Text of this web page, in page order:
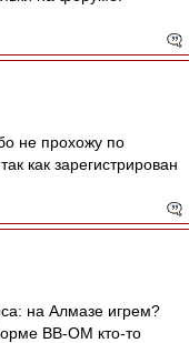
не прохожу по
как зарегистрирован
на Алмазе игрем?
ВВ-ОМ кто-то